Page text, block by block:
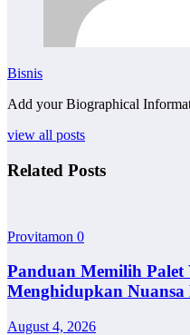
Bisnis
Add your Biographical
view all posts
Related Posts
Provitamon 0
Panduan Memilih
Menghidupkan
August 4, 2026